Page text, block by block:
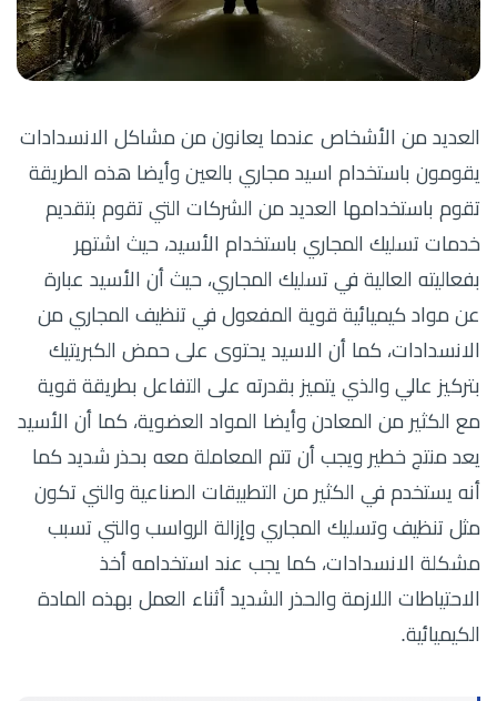
العديد من الأشخاص عندما يعانون من مشاكل الانسدادات
يقومون باستخدام اسيد مجاري بالعين وأيضا هذه الطريقة
تقوم باستخدامها العديد من الشركات التي تقوم بتقديم
خدمات تسليك المجاري باستخدام الأسيد، حيث اشتهر
بفعاليته العالية في تسليك المجاري، حيث أن الأسيد عبارة
عن مواد كيميائية قوية المفعول في تنظيف المجاري من
الانسدادات، كما أن الاسيد يحتوى على حمض الكبريتيك
بتركيز عالي والذي يتميز بقدرته على التفاعل بطريقة قوية
مع الكثير من المعادن وأيضا المواد العضوية، كما أن الأسيد
يعد منتج خطير ويجب أن تتم المعاملة معه بحذر شديد كما
أنه يستخدم في الكثير من التطبيقات الصناعية والتي تكون
مثل تنظيف وتسليك المجاري وإزالة الرواسب والتي تسبب
مشكلة الانسدادات، كما يجب عند استخدامه أخذ
الاحتياطات اللازمة والحذر الشديد أثناء العمل بهذه المادة
الكيميائية.